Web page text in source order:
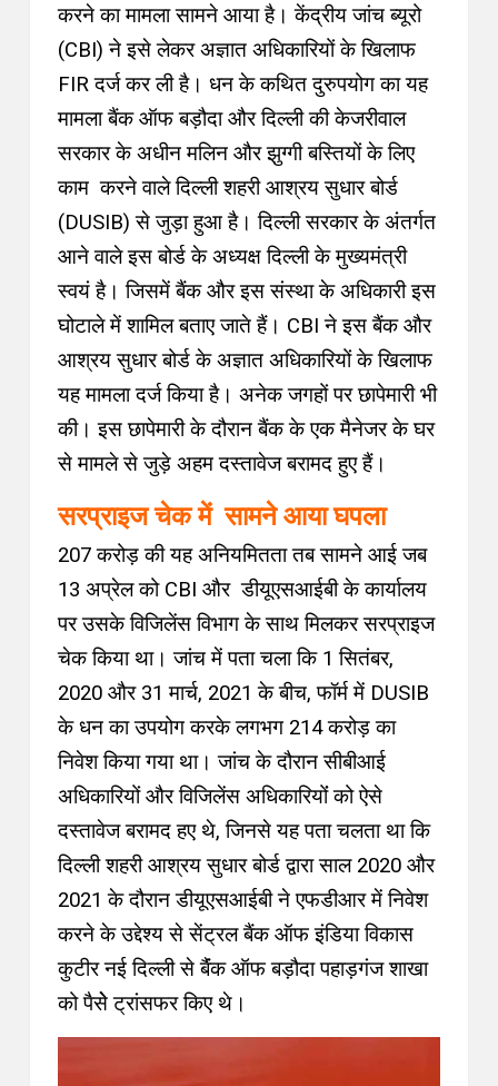
करने का मामला सामने आया है। केंद्रीय जांच ब्यूरो
(CBI) ने इसे लेकर अज्ञात अधिकारियों के खिलाफ
FIR दर्ज कर ली है। धन के कथित दुरुपयोग का यह
मामला बैंक ऑफ बड़ौदा और दिल्ली की केजरीवाल
सरकार के अधीन मलिन और झुग्गी बस्तियों के लिए
काम करने वाले दिल्ली शहरी आश्रय सुधार बोर्ड
(DUSIB) से जुड़ा हुआ है। दिल्ली सरकार के अंतर्गत
आने वाले इस बोर्ड के अध्यक्ष दिल्ली के मुख्यमंत्री
स्वयं है। जिसमें बैंक और इस संस्था के अधिकारी इस
घोटाले में शामिल बताए जाते हैं। CBI ने इस बैंक और
आश्रय सुधार बोर्ड के अज्ञात अधिकारियों के खिलाफ
यह मामला दर्ज किया है। अनेक जगहों पर छापेमारी भी
की। इस छापेमारी के दौरान बैंक के एक मैनेजर के घर
से मामले से जुड़े अहम दस्तावेज बरामद हुए हैं।
सरप्राइज चेक में सामने आया घपला
207 करोड़ की यह अनियमितता तब सामने आई जब
13 अप्रेल को CBI और डीयूएसआईबी के कार्यालय
पर उसके विजिलेंस विभाग के साथ मिलकर सरप्राइज
चेक किया था। जांच में पता चला कि 1 सितंबर,
2020 और 31 मार्च, 2021 के बीच, फॉर्म में DUSIB
के धन का उपयोग करके लगभग 214 करोड़ का
निवेश किया गया था। जांच के दौरान सीबीआई
अधिकारियों और विजिलेंस अधिकारियोंं को ऐसे
दस्तावेज बरामद हए थे, जिनसे यह पता चलता था कि
दिल्ली शहरी आश्रय सुधार बोर्ड द्वारा साल 2020 और
2021 के दौरान डीयूएसआईबी ने एफडीआर में निवेश
करने के उद्देश्य से सेंट्रल बैंक ऑफ इंडिया विकास
कुटीर नई दिल्ली से बैंंक ऑफ बड़ौदा पहाड़गंज शाखा
को पैसेेे ट्रांसफर किए थे।